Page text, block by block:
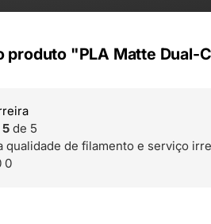
produto "PLA Matte Dual-
5 de 5
qualidade de filamento e serviço
0